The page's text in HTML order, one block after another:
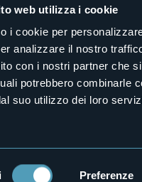
web utilizza i cookie
i cookie per
analizzare il nostro
con i nostri partner che
potrebbero combinarle
suo utilizzo dei loro
Preferenze
Stresa VB - Italy